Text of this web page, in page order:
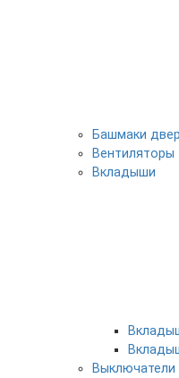
Башмаки
Вентиляторы
Вкладыши